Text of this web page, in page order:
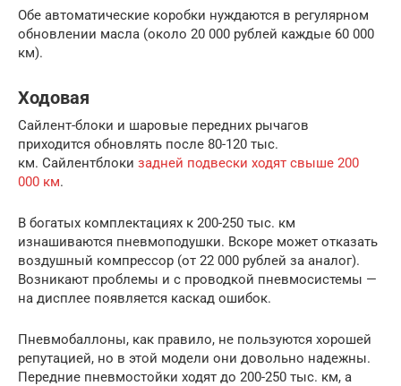
Обе автоматические коробки нуждаются в регулярном
обновлении масла (около 20 000 рублей каждые 60 000
км).
Ходовая
Сайлент-блоки и шаровые передних рычагов
приходится обновлять после 80-120 тыс.
км. Сайлентблоки задней подвески ходят свыше 200
000 км.
В богатых комплектациях к 200-250 тыс. км
изнашиваются пневмоподушки. Вскоре может отказать
воздушный компрессор (от 22 000 рублей за аналог).
Возникают проблемы и с проводкой пневмосистемы —
на дисплее появляется каскад ошибок.
Пневмобаллоны, как правило, не пользуются хорошей
репутацией, но в этой модели они довольно надежны.
Передние пневмостойки ходят до 200-250 тыс. км, а